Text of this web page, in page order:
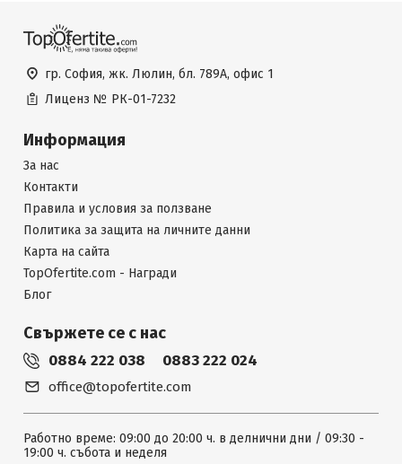
гр. София, жк. Люлин, бл. 789А, офис 1
Лиценз № РК-01-7232
Информация
За нас
Контакти
Правила и условия за ползване
Политика за защита на личните данни
Карта на сайта
TopOfertite.com - Награди
Блог
Свържете се с нас
0884 222 038 0883 222 024
office@topofertite.com
Работно време: 09:00 до 20:00 ч. в делнични дни / 09:30 -
19:00 ч. събота и неделя